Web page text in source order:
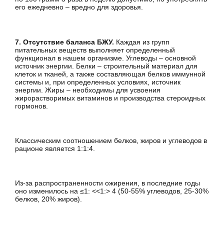
его ежедневно – вредно для здоровья.
7. Отсутствие баланса БЖУ. Каждая из групп
питательных веществ выполняет определенный
функционал в нашем организме. Углеводы – основной
источник энергии. Белки – строительный материал для
клеток и тканей, а также составляющая белков иммунной
системы и, при определенных условиях, источник
энергии. Жиры – необходимы для усвоения
жирорастворимых витаминов и производства стероидных
гормонов.
Классическим соотношением белков, жиров и углеводов в
рационе является 1:1:4.
Из-за распространенности ожирения, в последние годы
оно изменилось на ≤1: <<1:> 4 (50-55% углеводов, 25-30%
белков, 20% жиров).